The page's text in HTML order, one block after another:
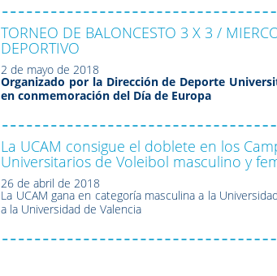
TORNEO DE BALONCESTO 3 X 3 /
DEPORTIVO
2 de mayo de 2018
Organizado por la Dirección de Deporte
en conmemoración del Día de Europa
La UCAM consigue el doblete en los
Universitarios de Voleibol masculino y
26 de abril de 2018
La UCAM gana en categoría masculina a la
a la Universidad de Valencia